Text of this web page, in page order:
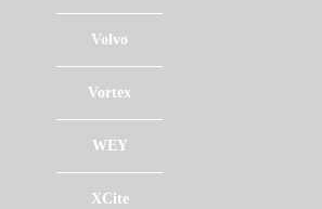
Volvo
Vortex
WEY
XCite